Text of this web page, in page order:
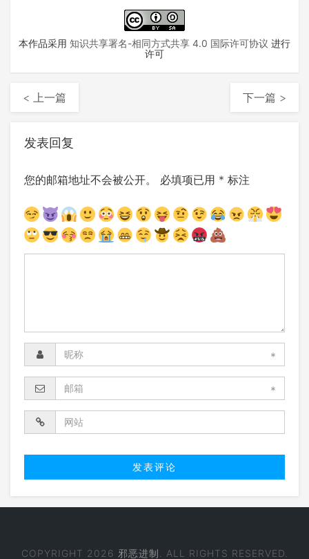
本作品采用 知识共享署名-相同方式共享 4.0 国际许可协议 进行
许可
< 上一篇 下一篇 >
发表回复
您的邮箱地址不会被公开。 必填项已用 * 标注
*
*
COPYRIGHT 2026 邪恶进制 . ALL RIGHTS RESERVED.